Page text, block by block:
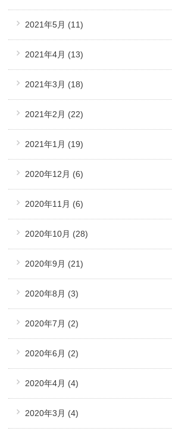
2021年5月 (11)
2021年4月 (13)
2021年3月 (18)
2021年2月 (22)
2021年1月 (19)
2020年12月 (6)
2020年11月 (6)
2020年10月 (28)
2020年9月 (21)
2020年8月 (3)
2020年7月 (2)
2020年6月 (2)
2020年4月 (4)
2020年3月 (4)